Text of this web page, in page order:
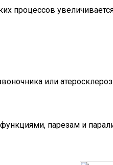
процессов
или
парезам и